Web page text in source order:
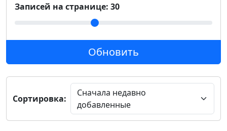
Записей на странице: 30
Обновить
Сортировка:
Сначала недавно
добавленные